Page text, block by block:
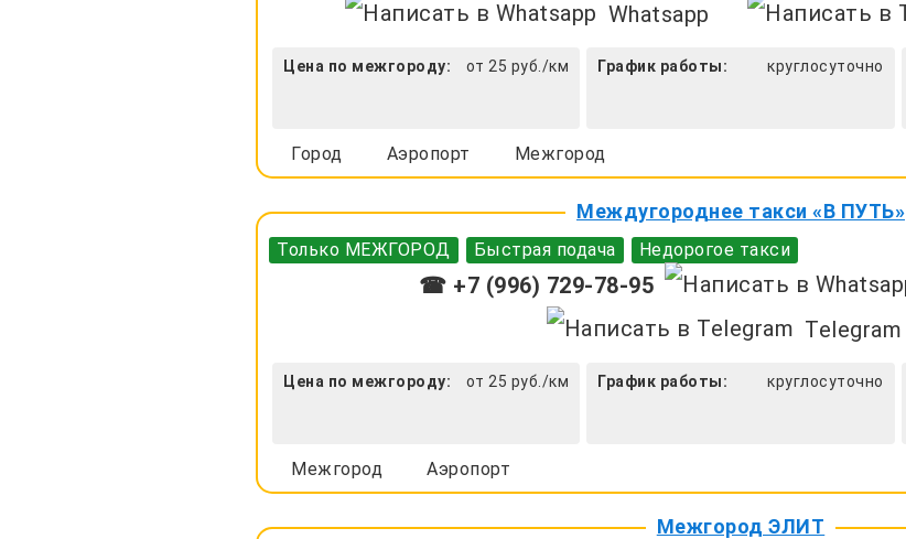
Whatsapp
Цена по межгороду: от 25 руб./км График работы: круглосуточно
Город Аэропорт Межгород
Междугороднее такси «В ПУТЬ»
Только МЕЖГОРОД Быстрая подача Недорогое такси
☎ +7 (996) 729-78-95
Telegram
Цена по межгороду: от 25 руб./км График работы: круглосуточно
Межгород Аэропорт
Межгород ЭЛИТ